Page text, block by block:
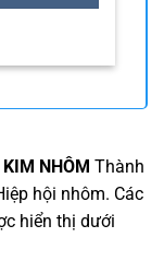
NHÔM Thành
hội nhôm. Các
hiển thị dưới